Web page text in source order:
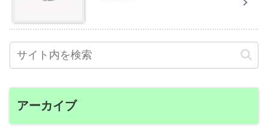
アーカイブ